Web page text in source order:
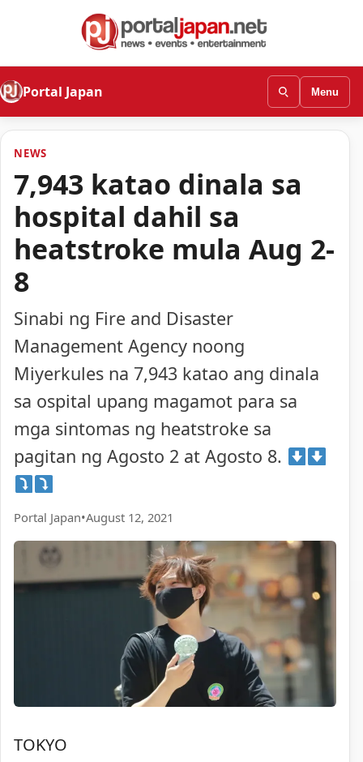
Portal Japan Menu
NEWS
7,943 katao dinala sa
hospital dahil sa
heatstroke mula Aug 2-
8
Sinabi ng Fire and Disaster
Management Agency noong
Miyerkules na 7,943 katao ang dinala
sa ospital upang magamot para sa
mga sintomas ng heatstroke sa
pagitan ng Agosto 2 at Agosto 8.
Portal Japan•August 12, 2021
TOKYO